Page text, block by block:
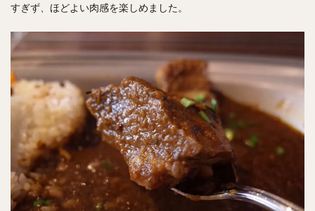
すぎず、ほどよい肉感を楽しめました。